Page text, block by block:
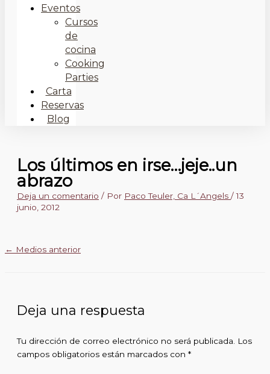
Eventos
Cursos
de
cocina
Cooking
Parties
Carta
Reservas
Blog
Los últimos en irse…jeje..un
abrazo
Deja un comentario / Por Paco Teuler, Ca L´Angels /13
junio, 2012
← Medios anterior
Deja una respuesta
Tu dirección de correo electrónico no será publicada.
Los
campos obligatorios están marcados con *